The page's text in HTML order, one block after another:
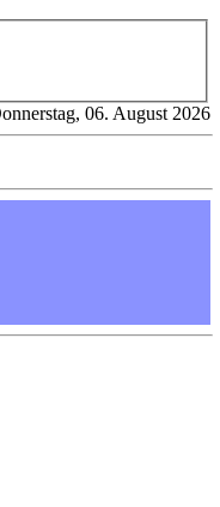
06. August 2026